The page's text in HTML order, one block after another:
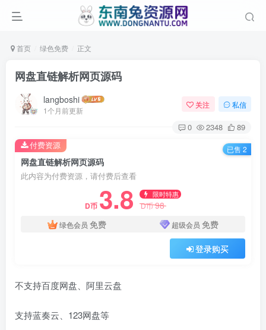
首页 绿色免费 正文
网盘直链解析网页源码
langboshi
1个月前更新
关注 私信
0 2348 89
网盘直链解析网页源码
此内容为付费资源，请付费后查看
D币 3.8 限时特惠
D币98
绿色会员 免费 超级会员 免费
登录购买
付费资源 已售 2
不支持百度网盘、阿里云盘
支持蓝奏云、123网盘等